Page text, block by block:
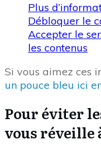
Plus
Débloquer le
Accepter le
les contenus
Si vous aimez ces
un pouce bleu ici
Pour éviter
vous réveille